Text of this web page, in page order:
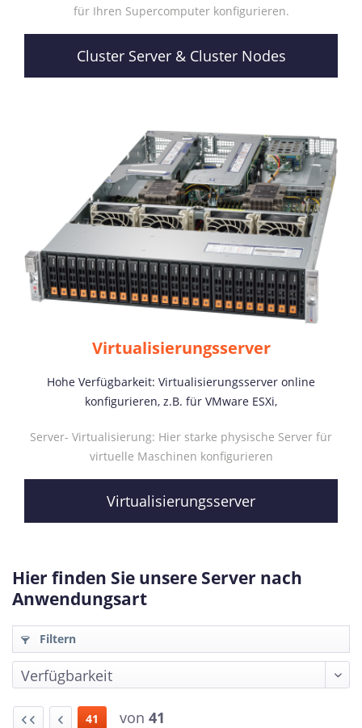
für Ihren Supercomputer konfigurieren.
Cluster Server & Cluster Nodes
Virtualisierungsserver
Hohe Verfügbarkeit: Virtualisierungsserver online
konfigurieren, z.B. für VMware ESXi,
Server- Virtualisierung: Hier starke physische Server für
virtuelle Maschinen konfigurieren
Virtualisierungsserver
Hier finden Sie unsere Server nach
Anwendungsart
Filtern
41 von 41